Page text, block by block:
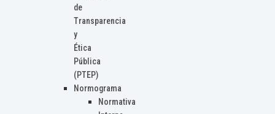
de
Transparencia
y
Ética
Pública
(PTEP)
Normograma
Normativa